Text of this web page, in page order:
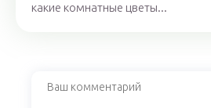
какие комнатные цветы...